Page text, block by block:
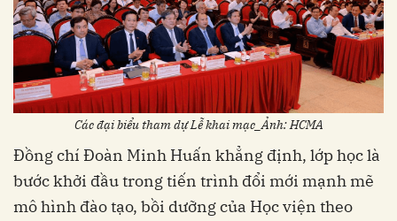
Các đại biểu tham dự Lễ khai mạc_Ảnh: HCMA
Đồng chí Đoàn Minh Huấn khẳng định, lớp học là
bước khởi đầu trong tiến trình đổi mới mạnh mẽ
mô hình đào tạo, bồi dưỡng của Học viện theo